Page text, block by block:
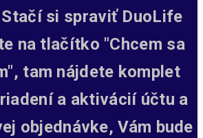
si spraviť DuoLife
na tlačítko "Chcem sa
tam nájdete komplet
a aktivácií účtu a
objednávke, Vám bude